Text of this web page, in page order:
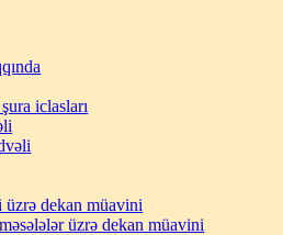
iclasları
üzrə dekan müavini
üzrə dekan müavini